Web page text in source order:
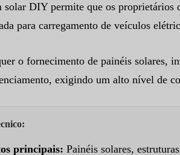
solar DIY permite que os
para carregamento de veículos
o fornecimento de painéis solares,
exigindo um alto nível de
principais: Painéis solares,